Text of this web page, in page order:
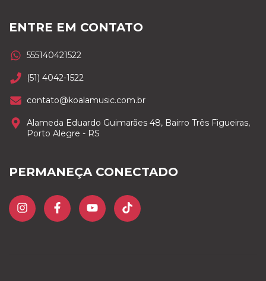
ENTRE EM CONTATO
555140421522
(51) 4042-1522
contato@koalamusic.com.br
Alameda Eduardo Guimarães 48, Bairro Três Figueiras,
Porto Alegre - RS
PERMANEÇA CONECTADO